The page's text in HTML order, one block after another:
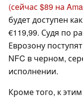
(сейчас $89 на
будет доступен
€119,99. Судя по
Еврозону
NFC в черном,
исполнении.
Кроме того, к